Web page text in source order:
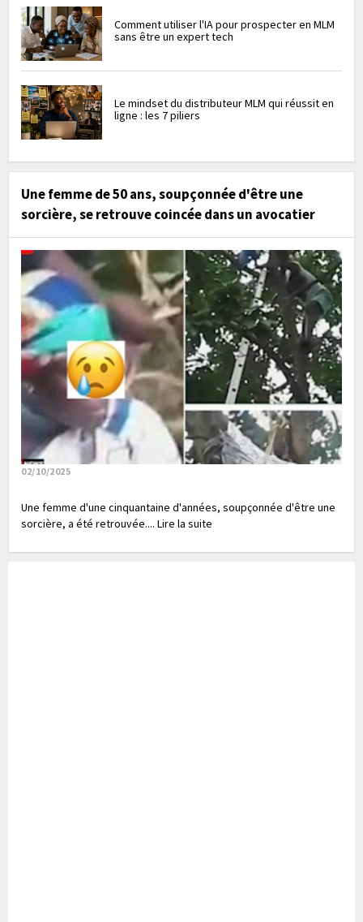
Comment utiliser l'IA pour prospecter en MLM
sans être un expert tech
Le mindset du distributeur MLM qui réussit en
ligne : les 7 piliers
Une femme de 50 ans, soupçonnée d'être une
sorcière, se retrouve coincée dans un avocatier
02/10/2025
Une femme d'une cinquantaine d'années, soupçonnée d'être une
sorcière, a été retrouvée.... Lire la suite